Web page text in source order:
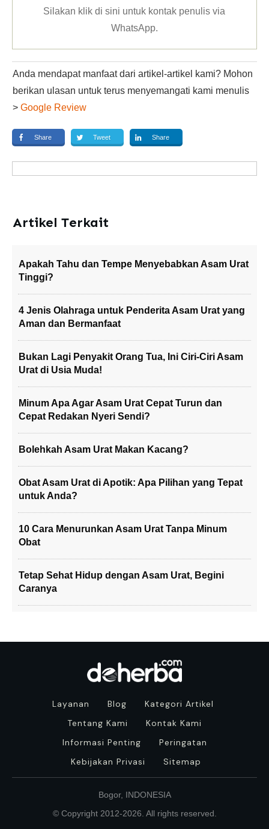
Silakan klikdi sini untuk kontak penulis via
WhatsApp.
Anda mendapat manfaat dari artikel-artikel kami? Mohon
berikan ulasan untuk terus menyemangati kami menulis
> Google Review
Share Tweet Share
Artikel Terkait
Apakah Tahu dan Tempe Menyebabkan Asam Urat
Tinggi?
4 Jenis Olahraga untuk Penderita Asam Urat yang
Aman dan Bermanfaat
Bukan Lagi Penyakit Orang Tua, Ini Ciri-Ciri Asam
Urat di Usia Muda!
Minum Apa Agar Asam Urat Cepat Turun dan
Cepat Redakan Nyeri Sendi?
Bolehkah Asam Urat Makan Kacang?
Obat Asam Urat di Apotik: Apa Pilihan yang Tepat
untuk Anda?
10 Cara Menurunkan Asam Urat Tanpa Minum
Obat
Tetap Sehat Hidup dengan Asam Urat, Begini
Caranya
Layanan Blog
Kategori Artikel
Tentang Kami
Kontak Kami
Informasi Penting
Peringatan
Kebijakan Privasi
Sitemap
Bogor, INDONESIA
© Copyright 2012-2026. All rights reserved.